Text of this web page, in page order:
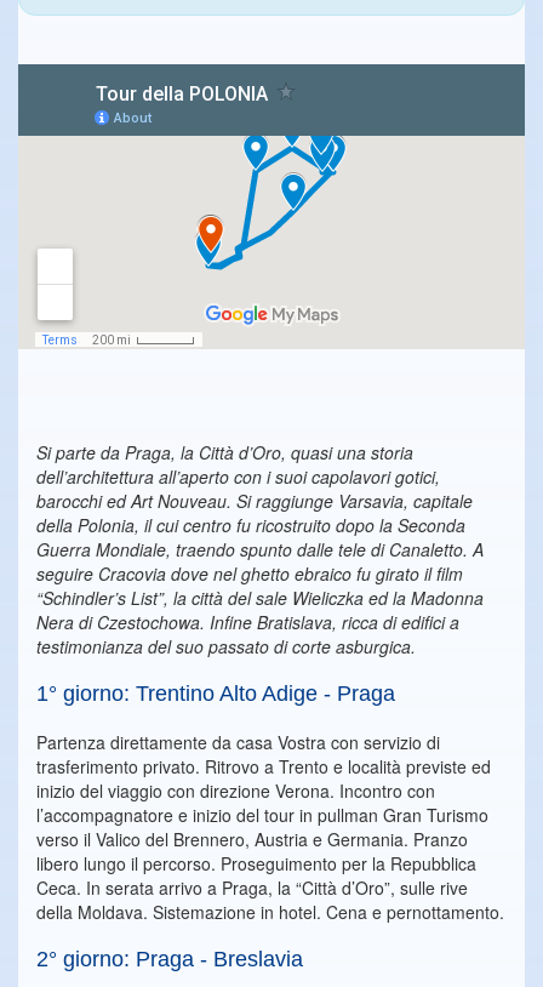
Si parte da Praga, la Città d’Oro, quasi una storia
dell’architettura all’aperto con i suoi capolavori gotici,
barocchi ed Art Nouveau. Si raggiunge Varsavia, capitale
della Polonia, il cui centro fu ricostruito dopo la Seconda
Guerra Mondiale, traendo spunto dalle tele di Canaletto. A
seguire Cracovia dove nel ghetto ebraico fu girato il film
“Schindler’s List”, la città del sale Wieliczka ed la Madonna
Nera di Czestochowa. Infine Bratislava, ricca di edifici a
testimonianza del suo passato di corte asburgica.
1° giorno: Trentino Alto Adige - Praga
Partenza direttamente da casa Vostra con servizio di
trasferimento privato. Ritrovo a Trento e località previste ed
inizio del viaggio con direzione Verona. Incontro con
l’accompagnatore e inizio del tour in pullman Gran Turismo
verso il Valico del Brennero, Austria e Germania. Pranzo
libero lungo il percorso. Proseguimento per la Repubblica
Ceca. In serata arrivo a Praga, la “Città d’Oro”, sulle rive
della Moldava. Sistemazione in hotel. Cena e pernottamento.
2° giorno: Praga - Breslavia